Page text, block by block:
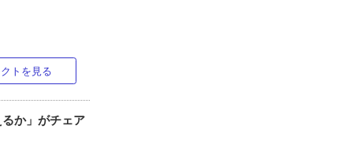
トを見る
か」がチェア